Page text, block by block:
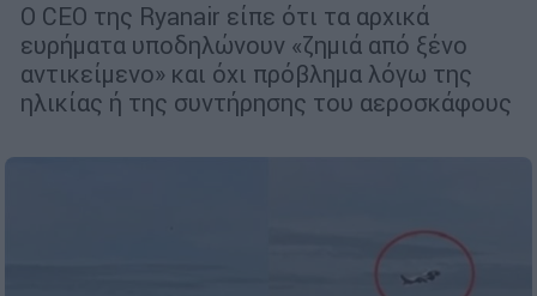
Ο CEO της Ryanair είπε ότι τα αρχικά
ευρήματα υποδηλώνουν «ζημιά από ξένο
αντικείμενο» και όχι πρόβλημα λόγω της
ηλικίας ή της συντήρησης του αεροσκάφους